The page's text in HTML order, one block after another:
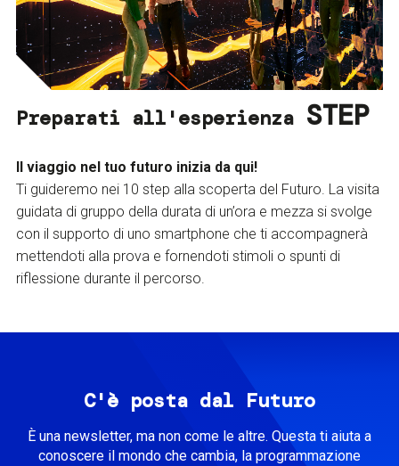
Preparati all'esperienza STEP
Il viaggio nel tuo futuro inizia da qui!
Ti guideremo nei 10 step alla scoperta del Futuro. La visita
guidata di gruppo della durata di un’ora e mezza si svolge
con il supporto di uno smartphone che ti accompagnerà
mettendoti alla prova e fornendoti stimoli o spunti di
riflessione durante il percorso.
C'è posta dal Futuro
È una newsletter, ma non come le altre. Questa ti aiuta a
conoscere il mondo che cambia, la programmazione